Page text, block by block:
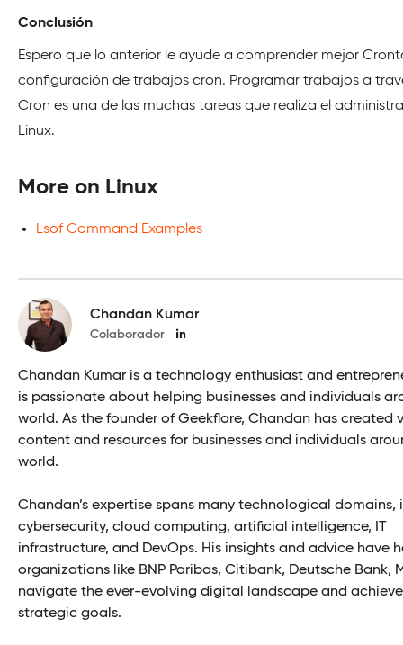
Conclusión
Espero que lo anterior le ayude a comprender mejor
configuración de trabajos cron. Programar trabajos a
Cron es una de las muchas tareas que realiza el
Linux.
More on Linux
Lsof Command Examples
Chandan Kumar
Colaborador
Chandan Kumar is a technology enthusiast and
is passionate about helping businesses and individuals
world. As the founder of Geekflare, Chandan has created
content and resources for businesses and individuals
world.
Chandan’s expertise spans many technological domains,
cybersecurity, cloud computing, artificial intelligence, IT
infrastructure, and DevOps. His insights and advice have
organizations like BNP Paribas, Citibank, Deutsche Bank,
navigate the ever-evolving digital landscape and
strategic goals.